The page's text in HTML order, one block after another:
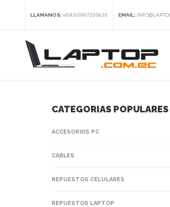
LLAMANOS: +(593) 0997205635 EMAIL:
CATEGORIAS POPULARES
ACCESORIOS PC
CABLES
REPUESTOS CELULARES
REPUESTOS LAPTOP